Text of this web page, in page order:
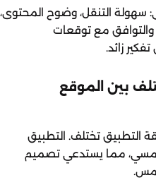
سهولة التنقل، وضوح المحتوى،
مع توقعات
زائد.
بين الموقع
التطبيق تختلف. التطبيق
مما يستدعي تصميم